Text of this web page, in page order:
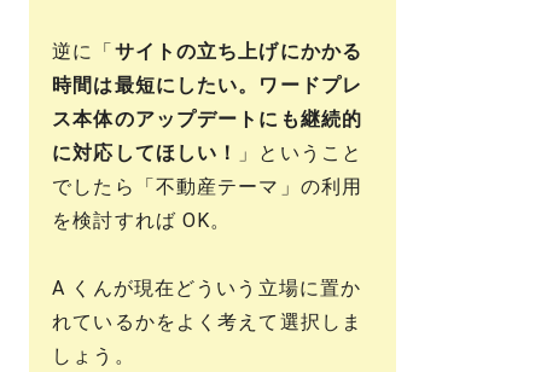
逆に「サイトの立ち上げにかかる
時間は最短にしたい。ワードプレ
ス本体のアップデートにも継続的
に対応してほしい！
」ということ
でしたら「不動産テーマ」の利用
を検討すれば OK。
A くんが現在どういう立場に置か
れているかをよく考えて選択しま
しょう。